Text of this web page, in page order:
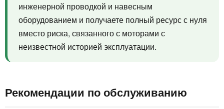
инженерной проводкой и навесным
оборудованием и получаете полный ресурс с нуля
вместо риска, связанного с моторами с
неизвестной историей эксплуатации.
Рекомендации по обслуживанию